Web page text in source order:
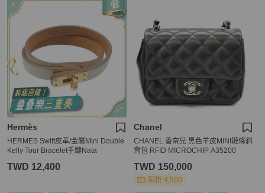
Hermès
HERMES Swift皮革/金屬Mini Double
Kelly Tour Bracelet手鏈Nata
TWD 12,400
Chanel
CHANEL 香奈兒 黑色羊皮MINI鏈條斜
背包 RFID MICROCHIP A35200
TWD 150,000
現折 4,500